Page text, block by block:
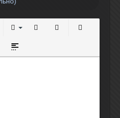
ссылкутекста
цитаты
Вставка спойлера